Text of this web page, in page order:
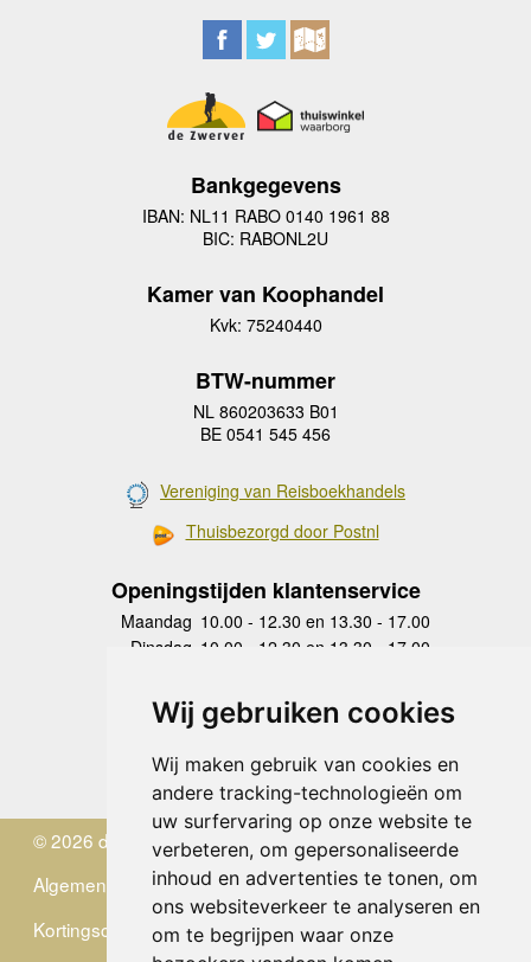
Wij gebruiken cookies
Wij maken gebruik van cookies en
andere tracking-technologieën om
uw surfervaring op onze website te
verbeteren, om gepersonaliseerde
inhoud en advertenties te tonen, om
ons websiteverkeer te analyseren en
om te begrijpen waar onze
Bankgegevens
IBAN: NL11 RABO 0140 1961 88
BIC: RABONL2U
Kamer van Koophandel
Kvk: 75240440
BTW-nummer
NL 860203633 B01
BE 0541 545 456
Vereniging van Reisboekhandels
Thuisbezorgd door Postnl
Openingstijden klantenservice
Maandag 10.00 - 12.30 en 13.30 - 17.00
Dinsdag 10.00 - 12.30 en 13.30 - 17.00
Donderdag
10.00 - 12.30 en 13.30 - 17.00
Vrijdag 10.00 - 12.30 en 13.30 - 17.00
Zaterdag
gesloten
Zondag gesloten
© 2026 de Zwerver
Algemene Voorwaarden
Kortingscode